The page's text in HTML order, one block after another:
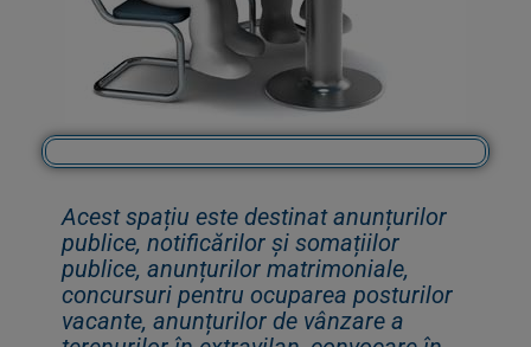
Acest spațiu este destinat anunțurilor
publice, notificărilor și somațiilor
publice, anunțurilor matrimoniale,
concursuri pentru ocuparea posturilor
vacante, anunțurilor de vânzare a